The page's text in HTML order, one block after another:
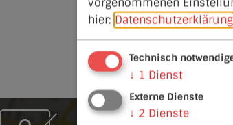
hier: Datenschutzerklärung
Technisch
↓ 1 Dienst
Externe Dienste
↓ 2 Dienste